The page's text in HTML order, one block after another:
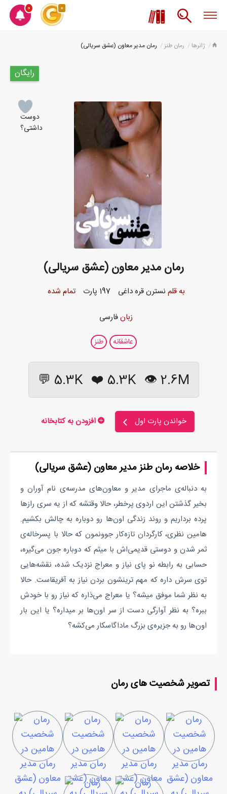
0 0
ژانرها رمان طنز رمان مدیر معاون (عشق سریالی)
رایگان
دوست
داشتی؟
رمان مدیر معاون (عشق سریالی)
به قلم نسترن قره داغی 197 پارت تمام شده
زبانفارسی
عاشقانه طنز
2.6M 👁
5.3K
❤️
5.3K 💬
خواندن پارت اول افزودن به کتابخانه
خلاصه رمان طنز مدیر معاون (عشق سریالی)
به دنباله‌ی ماجرای مدیر و معاون‌های مدرسه‌ی نام آوران و
بخیر گذشتن این اردوی پرخطر، حالا وقتشه که از یه سری رازها
پرده برداریم و روند زندگی اون‌ها رو دوباره به چالش بکشیم.
هامین نظری، کارگردان تازه‌کار جوونمون که حالا با پسرخاله‌ی
ثمر شدن و دوستی قدیمی‌اش با میثم که دوباره جون می‌گیره،
حسابی به رابطه نو پای نیاز و معراج نزدیک شده، نقشه‌هایی
توی سرش داره که مهم ترینشون بردن نیاز به آفریقاست. حالا
به نظر شما موفق میشه؟ یا معراج می‌ذاره که نیاز رو با خودش
ببره؟ به نظر آوارگی دست از سر اون‌ها بر میداره؟ یا این بار
اون‌ها رو به جزیره‌ی بزرگ ماداگاسکار می‌کشه؟
تصویر شخصیت های رمان